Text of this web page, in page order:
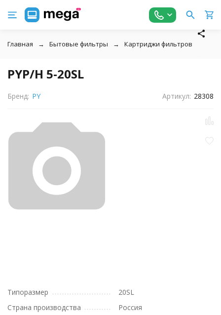
Главная Бытовые фильтры Картриджи фильтров
PYP/H 5-20SL
Бренд: PY Артикул: 28308
Типоразмер
20SL
Страна производства
Россия